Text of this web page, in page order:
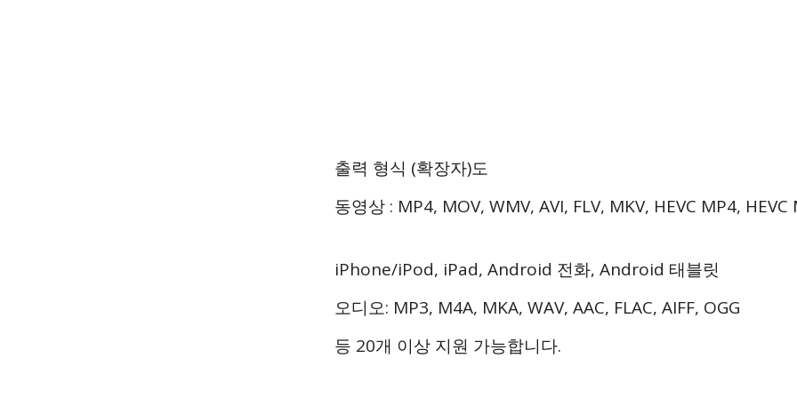
출력 형식 (확장자)도
동영상 : MP4, MOV, WMV, AVI, FLV, MKV, HEVC MP4, HEVC
iPhone/iPod, iPad, Android 전화, Android 태블릿
오디오: MP3, M4A, MKA, WAV, AAC, FLAC, AIFF, OGG
등 20개 이상 지원 가능합니다.